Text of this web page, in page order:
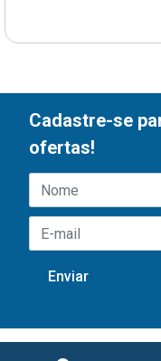
Cadastre-se
ofertas!